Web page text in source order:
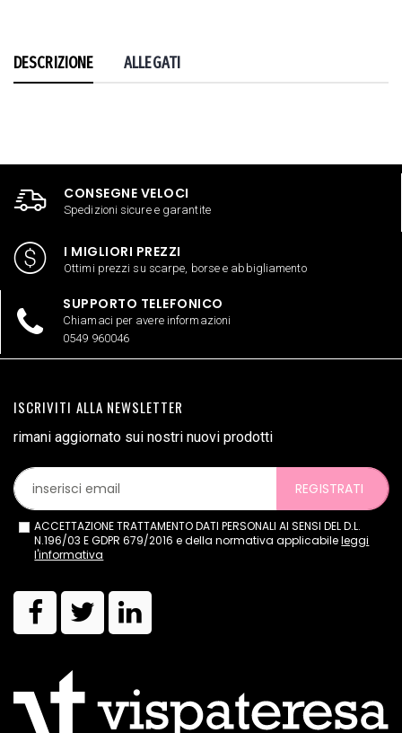
DESCRIZIONE ALLEGATI
CONSEGNE VELOCI
Spedizioni sicure e garantite
I MIGLIORI PREZZI
Ottimi prezzi su scarpe, borse e abbigliamento
SUPPORTO TELEFONICO
Chiamaci per avere informazioni
0549 960046
ISCRIVITI ALLA NEWSLETTER
rimani aggiornato sui nostri nuovi prodotti
REGISTRATI
ACCETTAZIONE TRATTAMENTO DATI PERSONALI AI SENSI DEL D.L.
N.196/03 E GDPR 679/2016 e della normativa applicabileleggi
l'informativa